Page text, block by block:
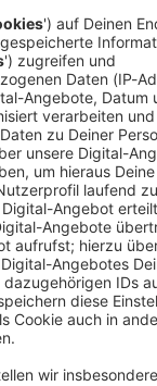
auf dem
bleiben!
mehr - mit
Newsletter.
unsere neuesten